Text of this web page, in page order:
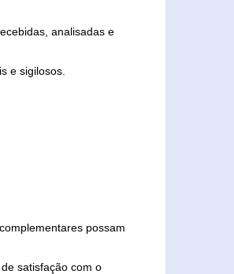
analisadas e
e sigilosos.
possam
satisfação com o